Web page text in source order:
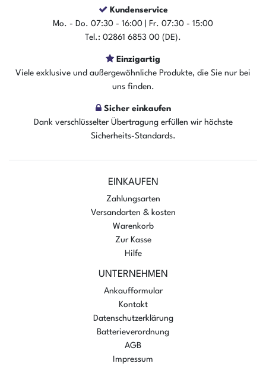
Kundenservice
Mo. - Do. 07:30 - 16:00 | Fr. 07:30 - 15:00
Tel.: 02861 6853 00 (DE).
Einzigartig
Viele exklusive und außergewöhnliche Produkte, die Sie nur bei
uns finden.
Sicher einkaufen
Dank verschlüsselter Übertragung erfüllen wir höchste
Sicherheits-Standards.
EINKAUFEN
Zahlungsarten
Versandarten & kosten
Warenkorb
Zur Kasse
Hilfe
UNTERNEHMEN
Ankaufformular
Kontakt
Datenschutzerklärung
Batterieverordnung
AGB
Impressum